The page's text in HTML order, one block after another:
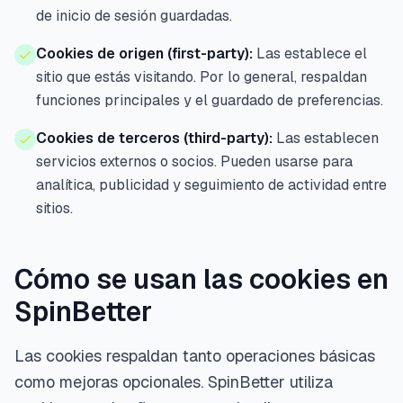
de inicio de sesión guardadas.
Cookies de origen (first-party): Las establece el
sitio que estás visitando. Por lo general, respaldan
funciones principales y el guardado de preferencias.
Cookies de terceros (third-party): Las establecen
servicios externos o socios. Pueden usarse para
analítica, publicidad y seguimiento de actividad entre
sitios.
Cómo se usan las cookies en
SpinBetter
Las cookies respaldan tanto operaciones básicas
como mejoras opcionales. SpinBetter utiliza